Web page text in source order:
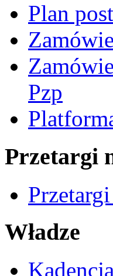
Plan
Pzp
Przetargi
Władze